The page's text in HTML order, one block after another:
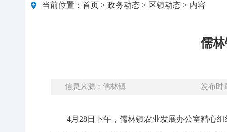
当前位置： 首页 > 政务动态 > 区镇动态 > 内容
儒
信息来源：儒林镇 发布时
4月28日下午，儒林镇农业发展办公室精心